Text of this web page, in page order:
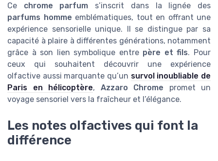
Ce chrome parfum s’inscrit dans la lignée des
parfums homme emblématiques, tout en offrant une
expérience sensorielle unique. Il se distingue par sa
capacité à plaire à différentes générations, notamment
grâce à son lien symbolique entre père et fils. Pour
ceux qui souhaitent découvrir une expérience
olfactive aussi marquante qu’un survol inoubliable de
Paris en hélicoptère, Azzaro Chrome promet un
voyage sensoriel vers la fraîcheur et l’élégance.
Les notes olfactives qui font la
différence